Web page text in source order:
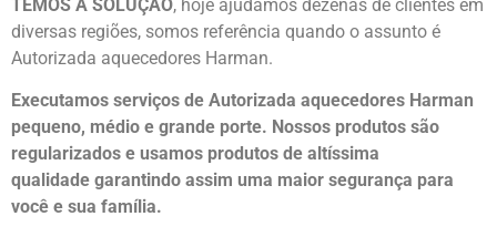
TEMOS A SOLUÇÃO, hoje ajudamos dezenas de clientes em
diversas regiões, somos referência quando o assunto é
Autorizada aquecedores Harman.
Executamos serviços de Autorizada aquecedores Harman
pequeno, médio e grande porte. Nossos produtos são
regularizados e usamos produtos de altíssima
qualidade garantindo assim uma maior segurança para
você e sua família.